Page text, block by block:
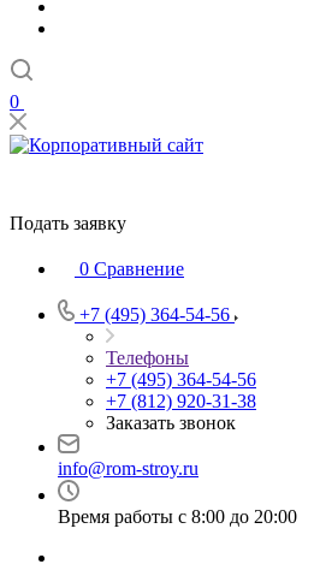
0
Подать заявку
0 Сравнение
+7 (495) 364-54-56
Телефоны
+7 (495) 364-54-56
+7 (812) 920-31-38
Заказать звонок
info@rom-stroy.ru
Время работы с 8:00 до 20:00